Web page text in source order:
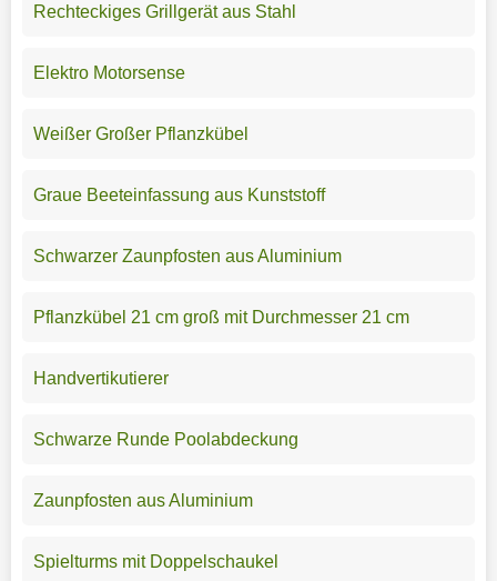
Rechteckiges Grillgerät aus Stahl
Elektro Motorsense
Weißer Großer Pflanzkübel
Graue Beeteinfassung aus Kunststoff
Schwarzer Zaunpfosten aus Aluminium
Pflanzkübel 21 cm groß mit Durchmesser 21 cm
Handvertikutierer
Schwarze Runde Poolabdeckung
Zaunpfosten aus Aluminium
Spielturms mit Doppelschaukel